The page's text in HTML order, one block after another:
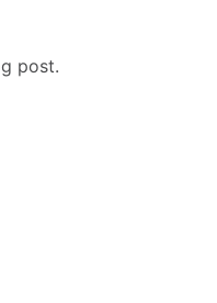
post.